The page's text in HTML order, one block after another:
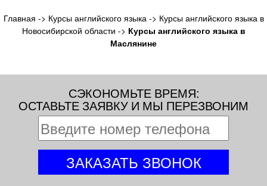
Главная -> Курсы английского языка-> Курсы английского языка в
Новосибирской области -> Курсы английского языка в
Маслянине
СЭКОНОМЬТЕ ВРЕМЯ:
ОСТАВЬТЕ ЗАЯВКУ И МЫ ПЕРЕЗВОНИМ